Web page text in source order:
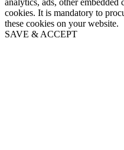
cookies. It is mandatory to
these cookies on your website.
SAVE & ACCEPT